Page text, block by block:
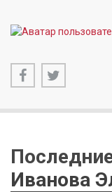
Иванова